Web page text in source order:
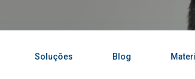
Soluções Blog